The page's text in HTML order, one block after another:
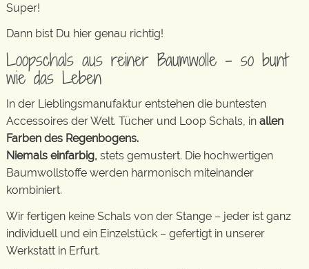
Super!
Dann bist Du hier genau richtig!
Loopschals aus reiner Baumwolle – so bunt
wie das Leben
In der Lieblingsmanufaktur entstehen die buntesten
Accessoires der Welt. Tücher und Loop Schals, in allen
Farben des Regenbogens.
Niemals einfarbig, stets gemustert. Die hochwertigen
Baumwollstoffe werden harmonisch miteinander
kombiniert.
Wir fertigen keine Schals von der Stange – jeder ist ganz
individuell und ein Einzelstück – gefertigt in unserer
Werkstatt in Erfurt.